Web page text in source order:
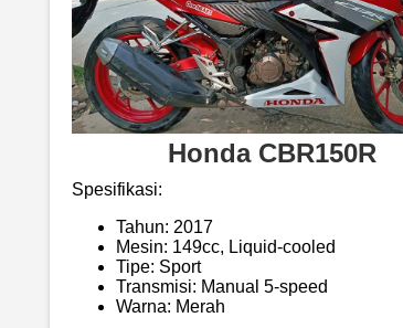
Honda CBR150R
Spesifikasi:
Tahun: 2017
Mesin: 149cc, Liquid-cooled
Tipe: Sport
Transmisi: Manual 5-speed
Warna: Merah